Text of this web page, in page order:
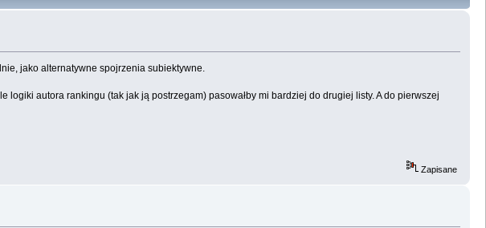
jako alternatywne spojrzenia subiektywne.
logiki autora rankingu (tak jak ją postrzegam) pasowałby mi bardziej do drugiej listy. A do pierwszej
Zapisane